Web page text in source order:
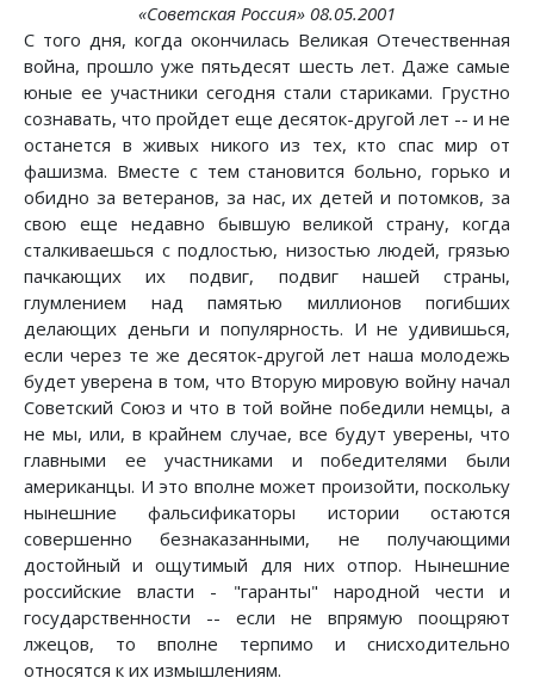
«Советская Россия» 08.05.2001
С того дня, когда окончилась Великая Отечественная
война, прошло уже пятьдесят шесть лет. Даже самые
юные ее участники сегодня стали стариками. Грустно
сознавать, что пройдет еще десяток-другой лет -- и не
останется в живых никого из тех, кто спас мир от
фашизма. Вместе с тем становится больно, горько и
обидно за ветеранов, за нас, их детей и потомков, за
свою еще недавно бывшую великой страну, когда
сталкиваешься с подлостью, низостью людей, грязью
пачкающих их подвиг, подвиг нашей страны,
глумлением над памятью миллионов погибших
делающих деньги и популярность. И не удивишься,
если через те же десяток-другой лет наша молодежь
будет уверена в том, что Вторую мировую войну начал
Советский Союз и что в той войне победили немцы, а
не мы, или, в крайнем случае, все будут уверены, что
главными ее участниками и победителями были
американцы. И это вполне может произойти, поскольку
нынешние фальсификаторы истории остаются
совершенно безнаказанными, не получающими
достойный и ощутимый для них отпор. Нынешние
российские власти - "гаранты" народной чести и
государственности -- если не впрямую поощряют
лжецов, то вполне терпимо и снисходительно
относятся к их измышлениям.